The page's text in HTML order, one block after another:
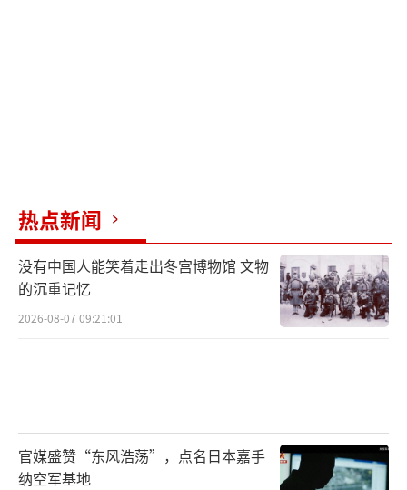
热点新闻
没有中国人能笑着走出冬宫博物馆 文物
的沉重记忆
2026-08-07 09:21:01
官媒盛赞“东风浩荡”，点名日本嘉手
纳空军基地